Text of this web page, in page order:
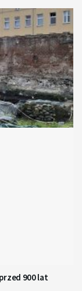
900 lat